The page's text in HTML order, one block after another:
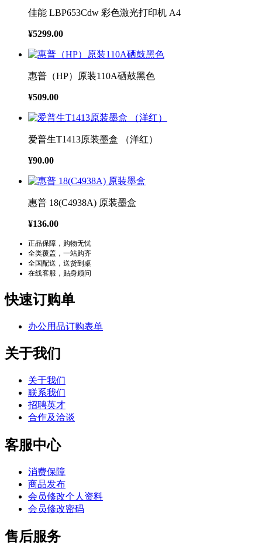
佳能 LBP653Cdw 彩色激光打印机 A4
¥5299.00
惠普（HP）原装110A硒鼓黑色
¥509.00
爱普生T1413原装墨盒 （洋红）
¥90.00
惠普 18(C4938A) 原装墨盒
¥136.00
正品保障，购物无忧
全类覆盖，一站购齐
全国配送，送货到桌
在线客服，贴身顾问
快速订购单
办公用品订购表单
关于我们
关于我们
联系我们
招聘英才
合作及洽谈
客服中心
消费保障
商品发布
会员修改个人资料
会员修改密码
售后服务